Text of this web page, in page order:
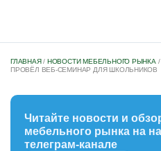
ГЛАВНАЯ/ НОВОСТИ МЕБЕЛЬНОГО РЫНКА
ПРОВЁЛ ВЕБ-СЕМИНАР ДЛЯ ШКОЛЬНИКОВ
Читайте новости и
мебельного рынка на
телеграм-канале